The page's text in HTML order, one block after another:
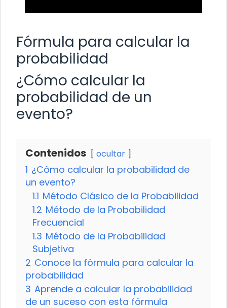
Fórmula para calcular la
probabilidad
¿Cómo calcular la
probabilidad de un
evento?
Contenidos ocultar
1 ¿Cómo calcular la probabilidad de
un evento?
1.1 Método Clásico de la Probabilidad
1.2 Método de la Probabilidad
Frecuencial
1.3 Método de la Probabilidad
Subjetiva
2 Conoce la fórmula para calcular la
probabilidad
3 Aprende a calcular la probabilidad
de un suceso con esta fórmula